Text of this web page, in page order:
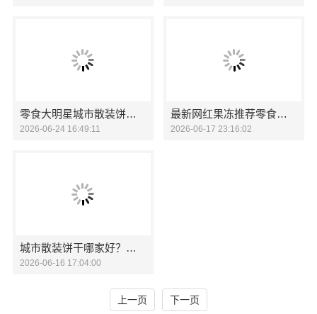
零食大明星城市散装饼干哪家好
2026-06-24 16:49:11
最新网红果冻推荐零食大明星
2026-06-17 23:16:02
城市散装饼干哪家好？零食大明星品质之选
2026-06-16 17:04:00
上一页 下一页